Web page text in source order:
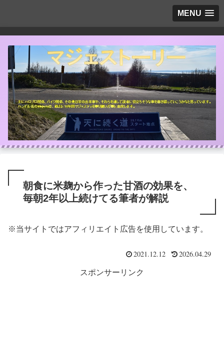
MENU
朝食に米麹から作った甘酒の効果を、
毎朝2年以上続けてる筆者が解説
※当サイトではアフィリエイト広告を使用しています。
2021.12.12 2026.04.29
スポンサーリンク